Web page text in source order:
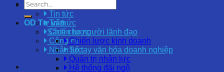
OD Blog
Tin tức
Tri thức
Sách cho người lãnh đạo
Công cụ
Sổ tay văn hóa doanh nghiệp
OD Tư vấn
Chiến lược
Chiến lược kinh doanh
Nhân lực
Quản trị nhân lực
Hệ thống đãi ngộ